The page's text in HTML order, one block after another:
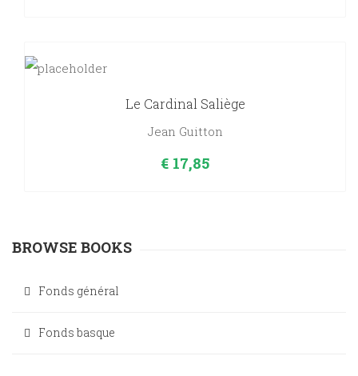
Le Cardinal Saliège
Jean Guitton
€ 17,85
BROWSE BOOKS
Fonds général
Fonds basque